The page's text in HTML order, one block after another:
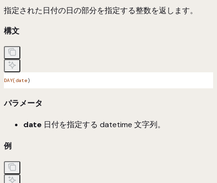
指定された日付の日の部分を指定する整数を返します。
構文
DAY(date)
パラメータ
date 日付を指定する datetime 文字列。
例